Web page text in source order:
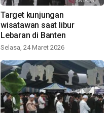
Target kunjungan
wisatawan saat libur
Lebaran di Banten
Selasa, 24 Maret 2026